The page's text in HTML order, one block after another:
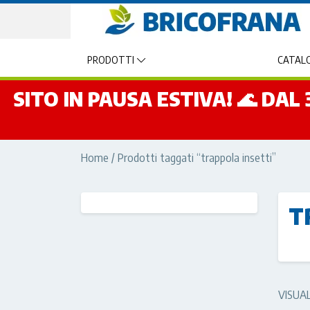
PRODOTTI
SITO IN PAUSA ESTIVA! 🌊 DAL
Home / Prodotti taggati “trappola insetti”